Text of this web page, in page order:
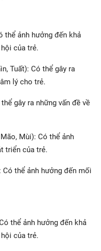
thể ảnh hưởng đến khả
của trẻ.
Tuất): Có thể gây ra
lý cho trẻ.
gây ra những vấn đề về
Mùi): Có thể ảnh
triển của trẻ.
Có thể ảnh hưởng đến mối
thể ảnh hưởng đến khả
của trẻ.